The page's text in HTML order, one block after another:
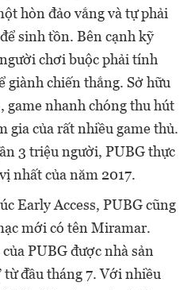
hòn đảo vắng và tự phải
sinh tồn. Bên cạnh kỹ
chơi buộc phải tính
giành chiến thắng. Sở hữu
game nhanh chóng thu hút
gia của rất nhiều game thủ.
3 triệu người, PUBG thực
nhất của năm 2017.
Early Access, PUBG cũng
mới có tên Miramar.
PUBG được nhà sản
từ đầu tháng 7. Với nhiều